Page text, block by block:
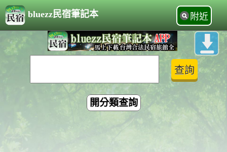
bluezz民宿筆記本 附近
開分類查詢